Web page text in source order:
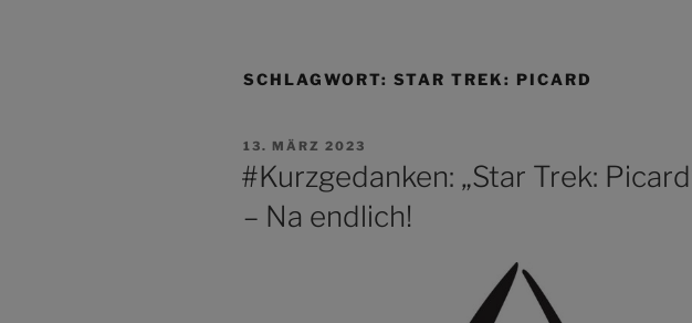
SCHLAGWORT: STAR TREK: PICARD
VERÖFFENTLICHT
AM
13. MÄRZ 2023
#Kurzgedanken: „Star Trek:
– Na endlich!